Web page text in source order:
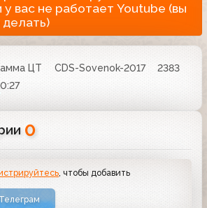
у вас не работает Youtube (вы
делать)
ЦТ CDS-Sovenok-2017
2383
0
, чтобы добавить